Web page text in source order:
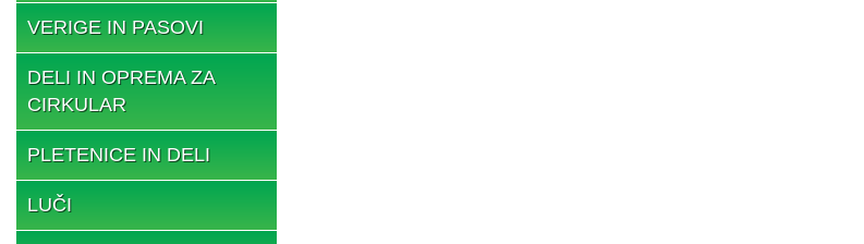
VERIGE IN PASOVI
DELI IN OPREMA ZA
CIRKULAR
PLETENICE IN DELI
LUČI